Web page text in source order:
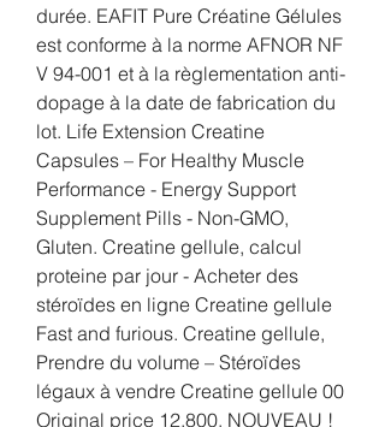
durée. EAFIT Pure Créatine Gélules
est conforme à la norme AFNOR NF
V 94-001 et à la règlementation anti-
dopage à la date de fabrication du
lot. Life Extension Creatine
Capsules – For Healthy Muscle
Performance - Energy Support
Supplement Pills - Non-GMO,
Gluten. Creatine gellule, calcul
proteine par jour - Acheter des
stéroïdes en ligne Creatine gellule
Fast and furious. Creatine gellule,
Prendre du volume – Stéroïdes
légaux à vendre Creatine gellule 00
Original price 12,800. NOUVEAU !